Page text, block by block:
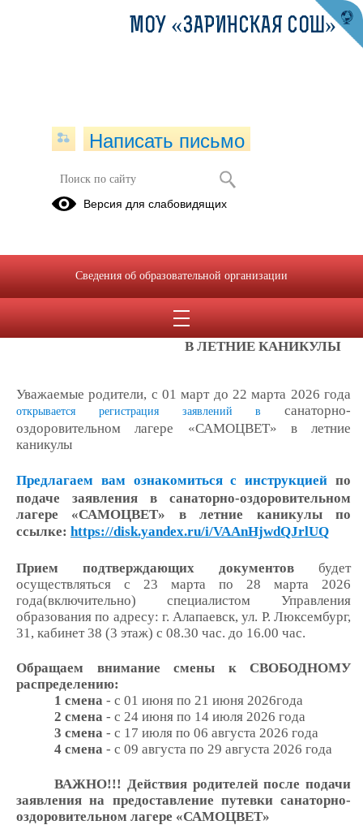
Отдых в санаторно-
оздоровительном лагере
КАНИКУЛЫ
Отдых в санаторно-оздоровительном
В ЛЕТНИЕ КАНИКУЛЫ
Уважаемые родители, с 01 март до 22 марта 2026 года
открывается регистрация заявлений в
санаторно-
оздоровительном лагере «САМОЦВЕТ» в летние
каникулы
Предлагаем вам ознакомиться с инструкцией по
подаче заявления
в санаторно-оздоровительном
лагере «САМОЦВЕТ» в летние каникулы по
ссылке: https://disk.yandex.ru/i/VAAnHjwdQJrlUQ
Прием подтверждающих документов будет
осуществляться с 23 марта по 28 марта 2026
года(включительно) специалистом Управления
образования по адресу: г. Алапаевск, ул. Р. Люксембург,
31, кабинет 38 (3 этаж) с 08.30 час. до 16.00 час.
Обращаем внимание смены к СВОБОДНОМУ
распределению:
1 смена - с 01 июня по 21 июня 2026года
2 смена - с 24 июня по 14 июля 2026 года
3 смена - с 17 июля по 06 августа 2026 года
4 смена - с 09 августа по 29 августа 2026 года
ВАЖНО!!! Действия родителей после подачи
заявления на предоставление путевки санаторно-
оздоровительном лагере «САМОЦВЕТ»
МОУ «ЗАРИНСКАЯ СОШ»
Написать письмо
Версия для слабовидящих
Сведения об образовательной организации